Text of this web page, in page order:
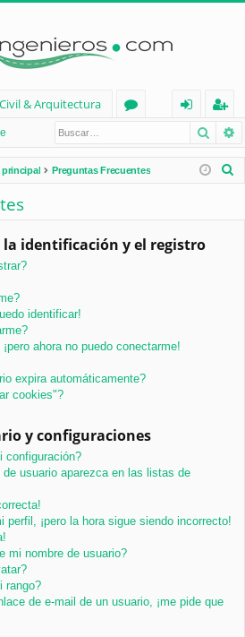
& Arquitectura
os
nt
ifi
rs
eg
ist
ra
principal Preguntas Frecuentes
la identificación y el registro
identificar!
ahora no puedo conectarme!
expira automáticamente?
cookies"?
y configuraciones
configuración?
usuario aparezca en las listas de
perfil, ¡pero la hora sigue siendo incorrecto!
mi nombre de usuario?
rango?
de e-mail de un usuario, ¡me pide que